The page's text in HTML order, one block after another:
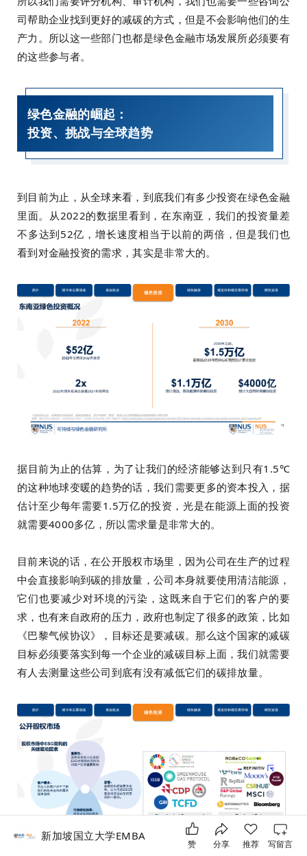
司帮助企业找到更好的减碳的方式，但是不会影响他们的生
产力。所以这一些部门也都是绿色金融市场发展所必须要有
的这些参与者。
绿色金融的崛起：
投资、挑战与全球趋势
到目前为止，从全球来看，到底我们有多少投资在绿色金融
里面。从2022的数据里看到，在东南亚，我们的投资量差
不多达到52亿，增长速度相当于以前的两倍，但是我们也
看到对金融投资的需求，其实是非常大的。
据目前为止的估算，为了让我们的经济能够达到只有1.5℃
的这种地球变暖的趋势的话，我们需要更多的资本投入，据
估计至少每年需要1.5万亿的投资，光是在能源上面的投资
就需要4000多亿，所以需求量是非常大的。
目前来说的话，在公开股权市场里，因为公司在生产的过程
中会直接影响到碳的排放量，公司本身就要使用清洁能源，
它们也要减少对环境的污染，这既来自于它们的客户的要
求，也有来自政府的压力，政府也制定了很多的政策，比如
《巴黎气候协议》，目标还是要减碳。那么这个国家的减碳
目标必须要落实到每一个企业的减碳目标上面，我们就需要
有人去测量这些公司到底有没有减低它们的碳排放量。
新加坡国立大学EMBA
赞 分享 推荐 写留言